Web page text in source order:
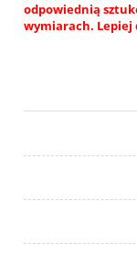
odpowiednią
wymiarach. Lepiej